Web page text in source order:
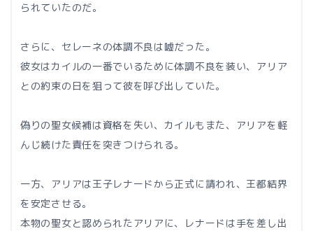
られていたのだ。
さらに、セレーネの体調不良は嘘だった。
彼女はカイルの一番でいるために体調不良を装い、アリア
との約束の日を狙って彼を呼び出していた。
偽りの聖女候補は資格を失い、カイルもまた、アリアを軽
んじ続けた責任を突きつけられる。
一方、アリアは王子レナードから正式に請われ、王都結界
を安定させる。
本物の聖女と認められたアリアに、レナードは手を差し出